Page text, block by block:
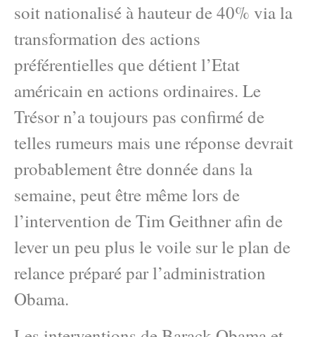
soit nationalisé à hauteur de 40% via la
transformation des actions
préférentielles que détient l’Etat
américain en actions ordinaires. Le
Trésor n’a toujours pas confirmé de
telles rumeurs mais une réponse devrait
probablement être donnée dans la
semaine, peut être même lors de
l’intervention de Tim Geithner afin de
lever un peu plus le voile sur le plan de
relance préparé par l’administration
Obama.